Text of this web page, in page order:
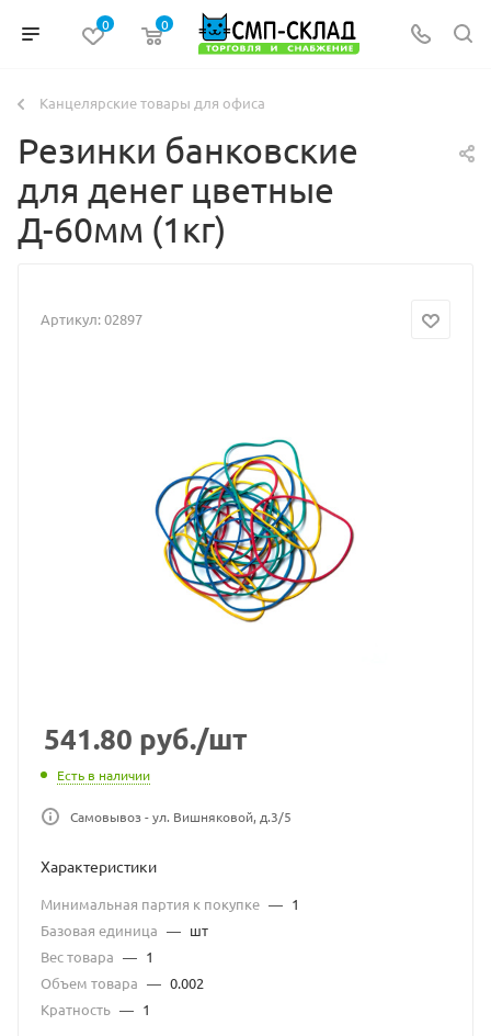
0 0
Канцелярские товары для офиса
Резинки банковские
для денег цветные
Д-60мм (1кг)
Артикул:02897
541.80 руб./шт
Есть в наличии
Самовывоз - ул. Вишняковой, д.3/5
Характеристики
Минимальная партия к покупке — 1
Базовая единица — шт
Вес товара — 1
Объем товара — 0.002
Кратность — 1